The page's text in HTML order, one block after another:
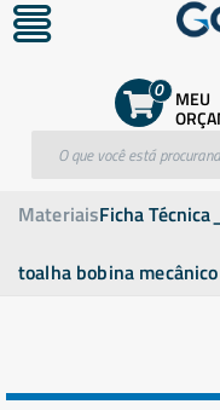
MEU
0
MateriaisFicha
toalha bobina